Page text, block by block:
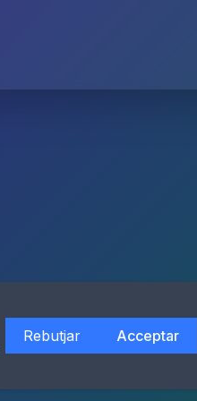
Rebutjar Acceptar